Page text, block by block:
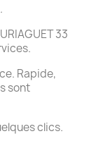
33
Rapide,
sont
clics.